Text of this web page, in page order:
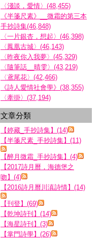
〈淺談，愛情〉(48,455)
《半箋尺素》__微霜的第三本
手抄詩集(46,848)
〈一片銀杏，想起〉(46,398)
〈鳳凰古城〉(46,143)
〈昨夜你入我夢〉(45,329)
〈隨筆話__晴雯〉(43,219)
〈鳶尾花〉(42,466)
《詩人愛情社會學》(38,355)
〈牽掛〉(37,194)
文章分類
【婷藏_手抄詩集】(14)
【半箋尺素_手抄詩集】(11)
【醉月微霜_手抄詩集】(4)
【2017詩月曆，海德堡之
吻】(4)
【2016詩月曆川滇詩情】(14)
【刊登】(69)
【乾坤詩刊】(14)
【海星詩刊】(3)
【掌門詩學】(26)